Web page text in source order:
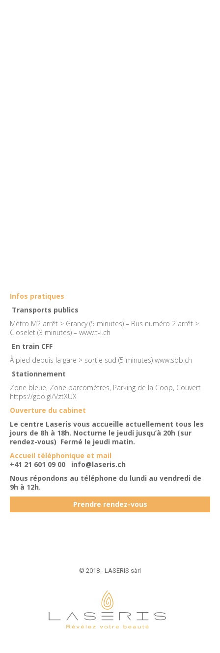
Infos pratiques
Transports publics
Métro M2 arrêt > Grancy (5 minutes) – Bus numéro 2 arrêt >
Closelet (3 minutes) – www.t-l.ch
En train CFF
À pied depuis la gare > sortie sud (5 minutes) www.sbb.ch
Stationnement
Zone bleue, Zone parcomètres, Parking de la Coop, Couvert
https://goo.gl/VztXUX
Ouverture du cabinet
Le centre Laseris vous accueille actuellement tous les
jours de 8h à 18h. Nocturne le jeudi jusqu’à 20h (sur
rendez-vous) Fermé le jeudi matin.
Accueil téléphonique et mail
+41 21 601 09 00
info@laseris.ch
Nous répondons au téléphone du lundi au vendredi de
9h à 12h.
Prendre rendez-vous
© 2018 - LASERIS sàrl